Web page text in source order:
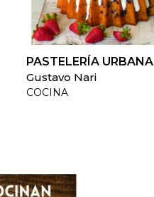
PASTELERÍA URBANA
Gustavo Nari
COCINA